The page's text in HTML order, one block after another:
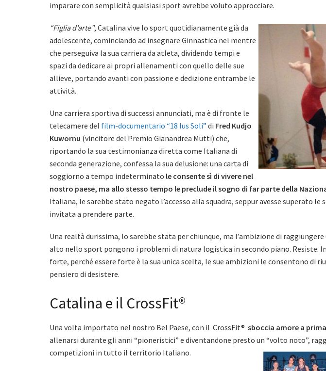
imparare con semplicità qualsiasi sport avrebbe voluto approcciare.
“Figlia d’arte”, Catalina vive lo sport quotidianamente già da
adolescente, cominciando ad insegnare Ginnastica nel mentre
che perseguiva la sua carriera da atleta, dividendo tempi e
spazi da dedicare ai propri allenamenti con quello delle sue
allieve, portando avanti con passione e dedizione entrambe le
attività.
Una carriera sportiva di successi annunciati, ma è di fronte le
telecamere del film-documentario “18 Ius Soli” di Fred Kudjo
Kuwornu (vincitore del Premio Gianandrea Mutti) che,
riportando la sua testimonianza diretta come Italiana di
seconda generazione, confessa la sua delusione: una carta di
soggiorno a tempo indeterminato le consente sì di vivere nel
nostro paese, ma allo stesso tempo le preclude il sogno di far parte della
Italiana, le sarebbe stato negato l’accesso alla squadra, seppur avesse superato le
invitata a prendere parte.
Una realtà durissima, lo sarebbe stata per chiunque, ma l’ambizione di
alto nello sport pongono i problemi di natura logistica in secondo piano. Resiste.
forte, perché essere forte è la sua unica scelta, le sue ambizioni le consentono di
pensiero di desistere.
Catalina e il CrossFit®
Una volta importato nel nostro Bel Paese, con il CrossFit® sboccia amore a
allenarsi durante gli anni “pioneristici” e diventandone presto un “volto noto”,
competizioni in tutto il territorio Italiano.